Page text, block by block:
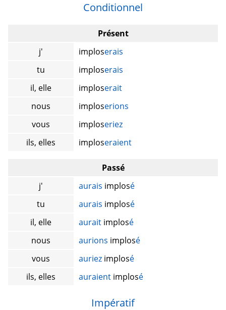
Conditionnel
Présent
j'
imploserais
tu
imploserais
il, elle
imploserait
nous
imploserions
vous
imploseriez
ils, elles
imploseraient
Passé
j'
aurais implosé
tu
aurais implosé
il, elle
aurait implosé
nous
aurions implosé
vous
auriez implosé
ils, elles
auraient implosé
Impératif